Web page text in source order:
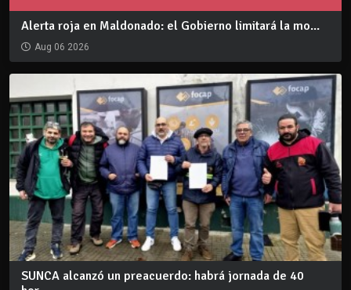
Alerta roja en Maldonado: el Gobierno limitará la mo...
Aug 06 2026
SUNCA alcanzó un preacuerdo: habrá jornada de 40